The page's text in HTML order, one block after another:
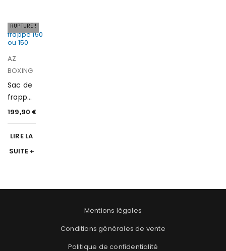
RUPTURE !
AZ
BOXING
Sac de
frappe
180
199,90 €
LIRE LA
SUITE
Mentions légales
Conditions générales de vente
Politique de confidentialité